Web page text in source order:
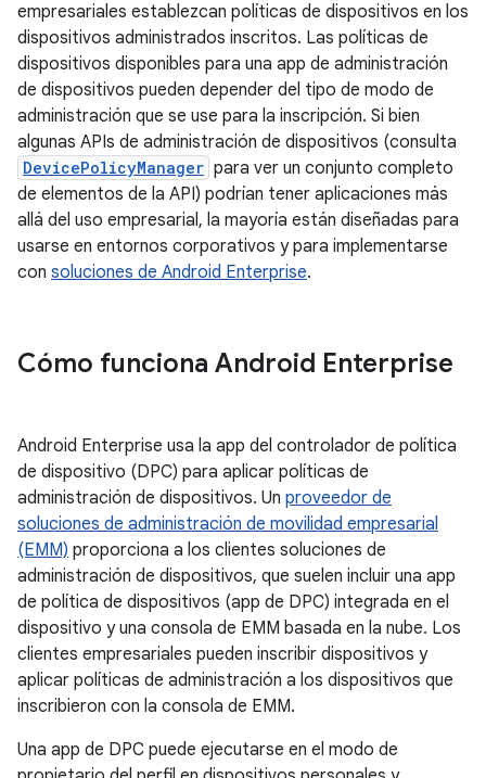
empresariales establezcan políticas de dispositivos en los
dispositivos administrados inscritos. Las políticas de
dispositivos disponibles para una app de administración
de dispositivos pueden depender del tipo de modo de
administración que se use para la inscripción. Si bien
algunas APIs de administración de dispositivos (consulta
DevicePolicyManager para ver un conjunto completo
de elementos de la API) podrían tener aplicaciones más
allá del uso empresarial, la mayoría están diseñadas para
usarse en entornos corporativos y para implementarse
con soluciones de Android Enterprise.
Cómo funciona Android Enterprise
Android Enterprise usa la app del controlador de política
de dispositivo (DPC) para aplicar políticas de
administración de dispositivos. Un proveedor de
soluciones de administración de movilidad empresarial
(EMM) proporciona a los clientes soluciones de
administración de dispositivos, que suelen incluir una app
de política de dispositivos (app de DPC) integrada en el
dispositivo y una consola de EMM basada en la nube. Los
clientes empresariales pueden inscribir dispositivos y
aplicar políticas de administración a los dispositivos que
inscribieron con la consola de EMM.
Una app de DPC puede ejecutarse en el modo de